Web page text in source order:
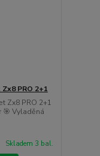
PRO 2+1
Zx8 PRO 2+1
🎯 Vyladěná
Skladem 3 bal.